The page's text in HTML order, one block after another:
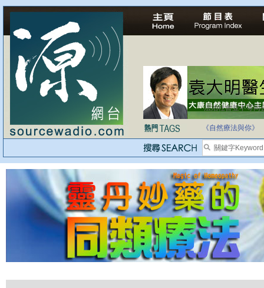
法治社會並不等同
自家教育合法化-
《自然療法與你》